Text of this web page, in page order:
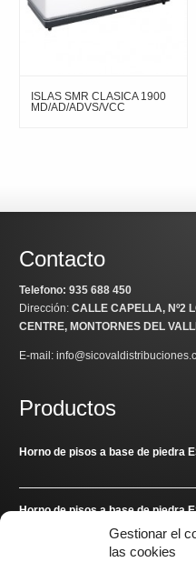
Gestionar el
las cookies
ISLAS SMR CLASICA 1900
MD/AD/ADVS/VCC
Contacto
Telefono: 935 688 450
Dirección:CALLE CAPELLA, Nº2
CENTRE, MONTORNES DEL
E-mail:
Productos
Horno de pisos a base de piedra
Horno de pisos a base de piedra